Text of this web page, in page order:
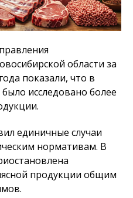
области за
показали, что в
исследовано более
единичные случаи
нормативам. В
продукции общим